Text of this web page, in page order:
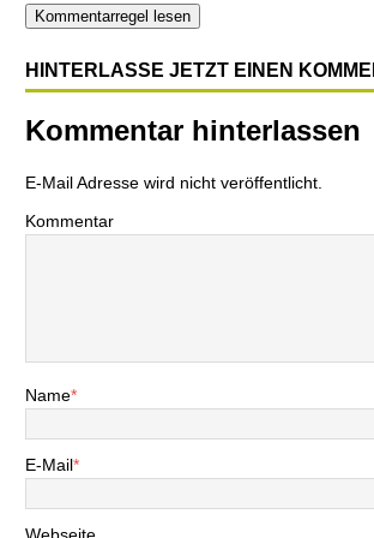
Kommentarregel lesen
HINTERLASSE JETZT EINEN
Kommentar hinterlassen
E-Mail Adresse wird nicht veröffentlicht.
Kommentar
Name*
E-Mail*